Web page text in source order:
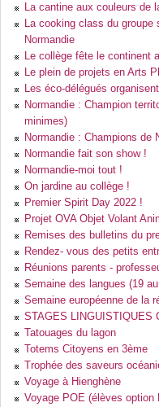
La cantine aux couleurs de
La cooking class du
Normandie
Le collège fête le continent
Le plein de projets en Arts
Les éco-délégués
Normandie : Champion
minimes)
Normandie : Champions de
Normandie fait son show !
Normandie-moi tout !
On jardine au collège !
Premier Spirit Day 2022 !
Projet OVA Objet Volant
Remises des bulletins du
Rendez- vous des petits
Réunions parents -
Semaine des langues (19
Semaine européenne de la
STAGES LINGUISTIQUES
Tatouages du lagon
Totems Citoyens en 3ème
Trophée des saveurs
Voyage à Hienghène
Voyage POE (élèves option